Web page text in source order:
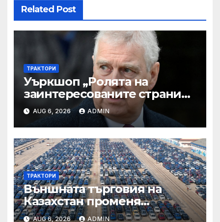
Related Post
ТРАКТОРИ
Уъркшоп „Ролята на
заинтересованите страни
във външното осигуряване
на качеството“
AUG 6, 2026 ADMIN
ТРАКТОРИ
Външната търговия на
Казахстан променя
структурата си – шест
AUG 6, 2026 ADMIN